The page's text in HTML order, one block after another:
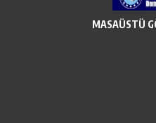
MASAÜSTÜ